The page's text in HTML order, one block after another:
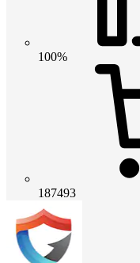
100%
187493